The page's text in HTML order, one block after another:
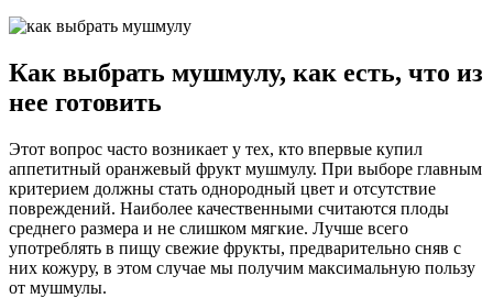
Как выбрать мушмулу, как есть, что из
нее готовить
Этот вопрос часто возникает у тех, кто впервые купил
аппетитный оранжевый фрукт мушмулу. При выборе главным
критерием должны стать однородный цвет и отсутствие
повреждений. Наиболее качественными считаются плоды
среднего размера и не слишком мягкие. Лучше всего
употреблять в пищу свежие фрукты, предварительно сняв с
них кожуру, в этом случае мы получим максимальную пользу
от мушмулы.